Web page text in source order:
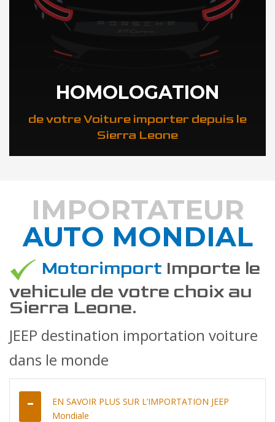
HOMOLOGATION
de votre Voiture importer depuis le
Sierra Leone
DÉCOUVREZ COMMENT
IMPORTATEUR
AUTO MONDIAL
Motorimport Importe le
vehicule de votre choix au
Sierra Leone.
JEEP destination importation voiture
dans le monde
EN SAVOIR PLUS SUR L’IMPORTATION JEEP
Mondiale